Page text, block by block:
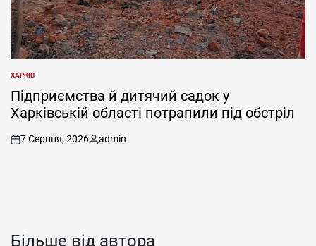
ОПУБЛІКУВАТИ
У
ХАРКІВ
Підприємства й дитячий садок у
Харківській області потрапили під обстріл
on
7 Серпня, 2026
Опубліковано
admin
Більше від автора